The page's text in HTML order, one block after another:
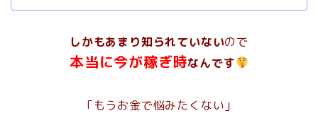
しかもあまり知られていないので
本当に今が稼ぎ時なんです
「もうお金で悩みたくない」